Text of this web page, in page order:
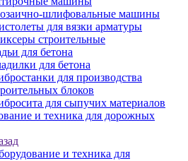
шлифовальные машины
для вязки арматуры
строительные
для бетона
для бетона
для производства
блоков
для сыпучих материалов
и техника для дорожных
и техника для